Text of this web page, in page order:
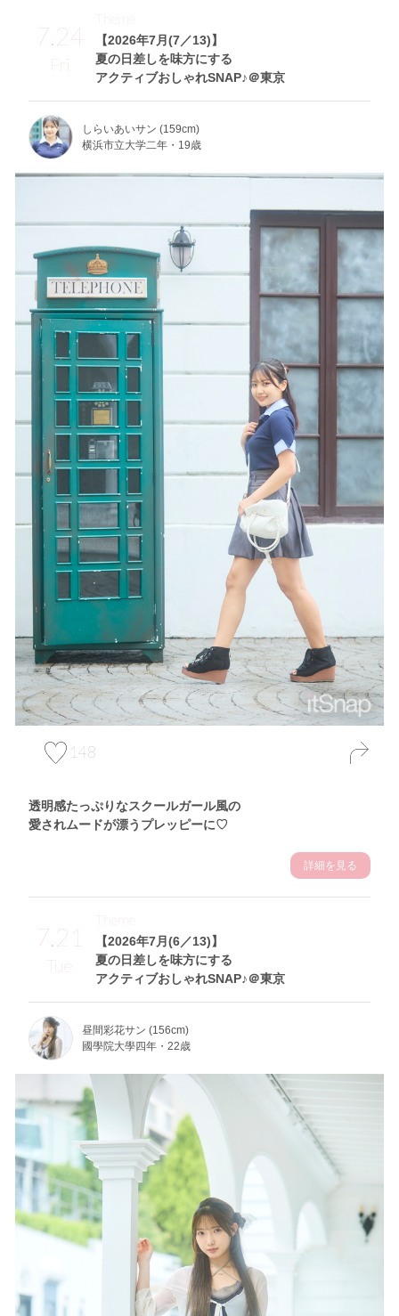
7.24
Fri
【2026年7月(7／13)】
夏の日差しを味方にする
アクティブおしゃれSNAP♪＠東京
Theme
しらいあいサン (159cm)
横浜市立大学二年・19歳
148
透明感たっぷりなスクールガール風の
愛されムードが漂うプレッピーに♡
詳細を見る
7.21
Tue
【2026年7月(6／13)】
夏の日差しを味方にする
アクティブおしゃれSNAP♪＠東京
Theme
昼間彩花サン (156cm)
國學院大學四年・22歳